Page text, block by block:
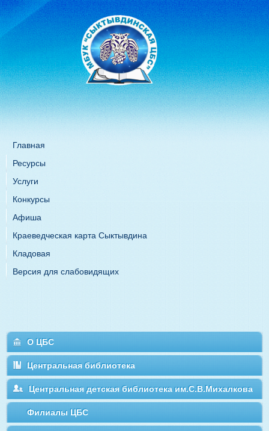
Главная
Ресурсы
Услуги
Конкурсы
Афиша
Краеведческая карта Сыктывдина
Кладовая
Версия для слабовидящих
О ЦБС
Центральная библиотека
Центральная детская библиотека им.С.В.Михалкова
Филиалы ЦБС